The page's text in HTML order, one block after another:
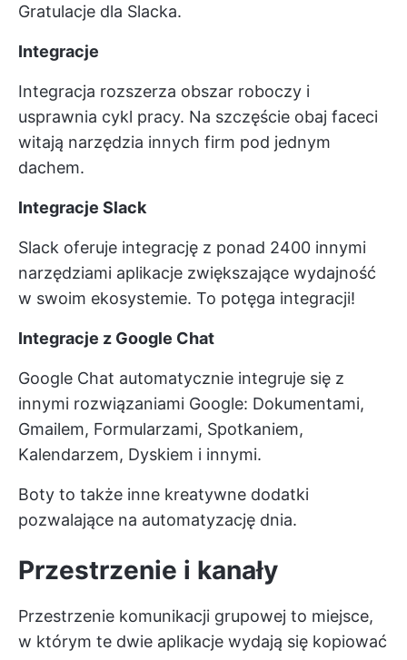
Gratulacje dla Slacka.
Integracje
Integracja rozszerza obszar roboczy i
usprawnia cykl pracy. Na szczęście obaj faceci
witają narzędzia innych firm pod jednym
dachem.
Integracje Slack
Slack oferuje integrację z ponad 2400 innymi
narzędziami aplikacje zwiększające wydajność
w swoim ekosystemie. To potęga integracji!
Integracje z Google Chat
Google Chat automatycznie integruje się z
innymi rozwiązaniami Google: Dokumentami,
Gmailem, Formularzami, Spotkaniem,
Kalendarzem, Dyskiem i innymi.
Boty to także inne kreatywne dodatki
pozwalające na automatyzację dnia.
Przestrzenie i kanały
Przestrzenie komunikacji grupowej to miejsce,
w którym te dwie aplikacje wydają się kopiować